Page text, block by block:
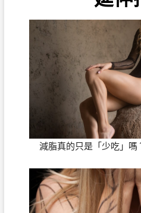
減脂真的只是「少吃」嗎